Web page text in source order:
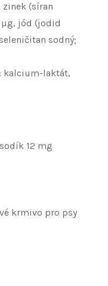
(síran
µg, jód (jodid
sodný;
kalcium-laktát,
12 mg
krmivo pro psy